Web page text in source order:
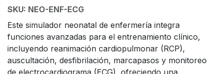
SKU: NEO-ENF-ECG
Este simulador neonatal de enfermería integra
funciones avanzadas para el entrenamiento clínico,
incluyendo reanimación cardiopulmonar (RCP),
auscultación, desfibrilación, marcapasos y monitoreo
de electrocardiograma (ECG), ofreciendo una